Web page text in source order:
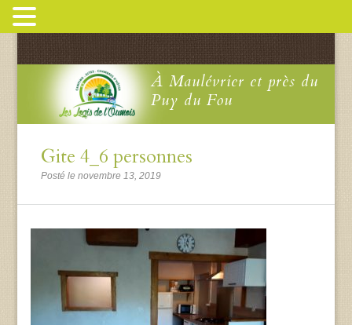
À Maulévrier et près du
Puy du Fou
Gite 4_6 personnes
Posté le novembre 13, 2019